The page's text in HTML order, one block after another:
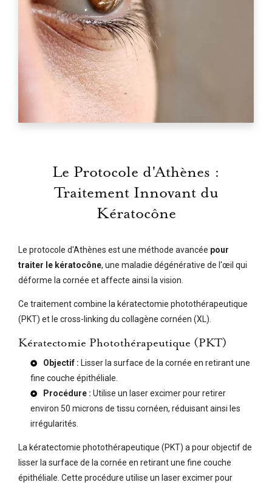
Le Protocole d'Athènes :
Traitement Innovant du
Kératocône
Le protocole d'Athènes est une méthode avancée pour
traiter le kératocône, une maladie dégénérative de l'œil qui
déforme la cornée et affecte ainsi la vision.
Ce traitement combine la kératectomie photothérapeutique
(PKT) et le cross-linking du collagène cornéen (XL).
Kératectomie Photothérapeutique (PKT)
Objectif : Lisser la surface de la cornée en retirant une
fine couche épithéliale.
Procédure : Utilise un laser excimer pour retirer
environ 50 microns de tissu cornéen, réduisant ainsi les
irrégularités.
La kératectomie photothérapeutique (PKT) a pour objectif de
lisser la surface de la cornée en retirant une fine couche
épithéliale. Cette procédure utilise un laser excimer pour